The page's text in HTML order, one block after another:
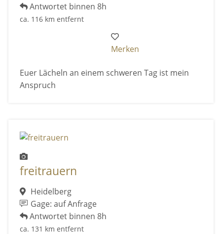
Antwortet binnen 8h
ca. 116 km entfernt
Merken
Euer Lächeln an einem schweren Tag ist mein
Anspruch
freitrauern
Heidelberg
Gage: auf Anfrage
Antwortet binnen 8h
ca. 131 km entfernt